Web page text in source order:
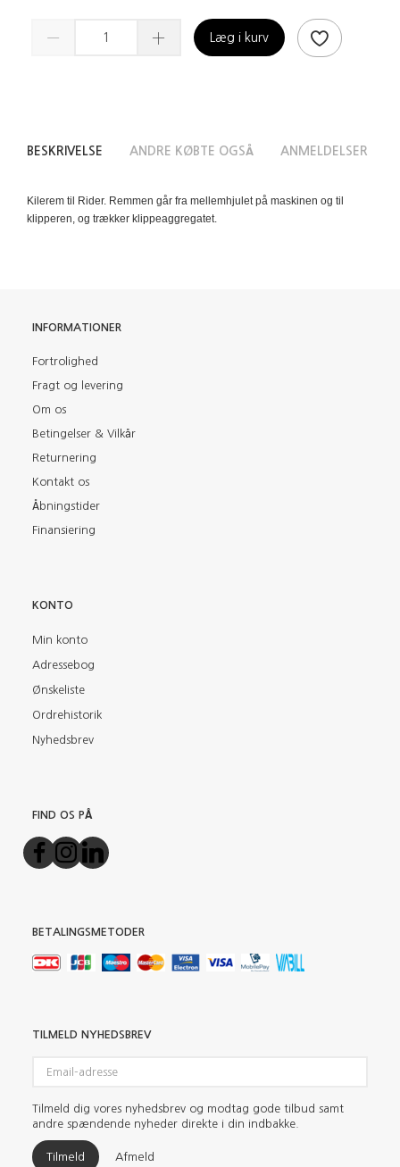
Læg i kurv
BESKRIVELSE ANDRE KØBTE OGSÅ ANMELDELSER
Kilerem til Rider. Remmen går fra mellemhjulet på maskinen og til
klipperen, og trækker klippeaggregatet.
INFORMATIONER
Fortrolighed
Fragt og levering
Om os
Betingelser & Vilkår
Returnering
Kontakt os
Åbningstider
Finansiering
KONTO
Min konto
Adressebog
Ønskeliste
Ordrehistorik
Nyhedsbrev
FIND OS PÅ
BETALINGSMETODER
TILMELD NYHEDSBREV
adresse
Tilmeld dig vores nyhedsbrev og modtag gode tilbud samt
andre spændende nyheder direkte i din indbakke.
Tilmeld Afmeld